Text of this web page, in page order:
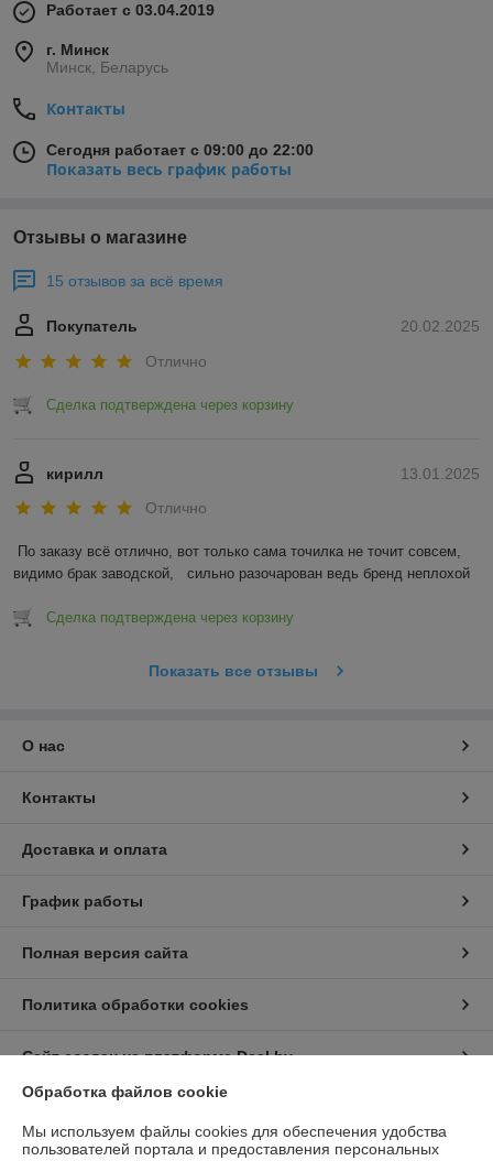
Работает с 03.04.2019
г. Минск
Минск, Беларусь
Контакты
Сегодня работает с 09:00 до 22:00
Показать весь график работы
Отзывы о магазине
15 отзывов за всё время
20.02.2025
Покупатель
Отлично
Сделка подтверждена через корзину
13.01.2025
кирилл
Отлично
По заказу всё отлично, вот только сама точилка не точит совсем,
видимо брак заводской,   сильно разочарован ведь бренд неплохой
Сделка подтверждена через корзину
Показать все отзывы
О нас
Контакты
Доставка и оплата
График работы
Полная версия сайта
Политика обработки cookies
Сайт создан на платформе Deal.by
Информация для покупателя
Обработка файлов cookie
Мы используем файлы cookies для обеспечения удобства
пользователей портала и предоставления персональных